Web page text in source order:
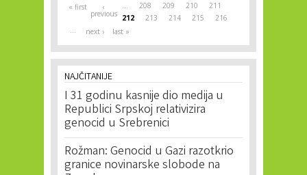
« first ‹
previous
… 208 209 210
211
212
213 214 215
216
…
next › last »
NAJČITANIJE
I 31 godinu kasnije dio medija u
Republici Srpskoj relativizira
genocid u Srebrenici
Rožman: Genocid u Gazi razotkrio
granice novinarske slobode na